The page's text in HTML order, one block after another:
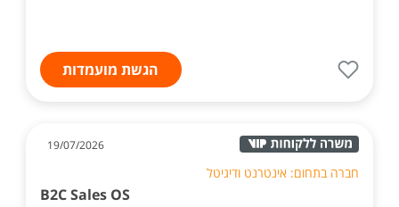
הגשת מועמדות
19/07/2026
חברה בתחום: אינטרנט ודיגיטל
B2C Sales OS